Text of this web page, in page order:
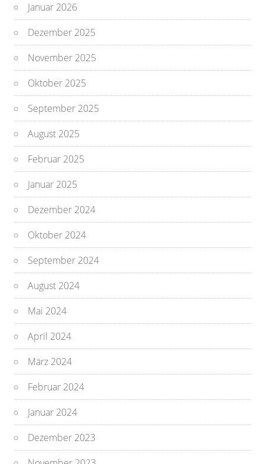
Januar 2026
Dezember 2025
November 2025
Oktober 2025
September 2025
August 2025
Februar 2025
Januar 2025
Dezember 2024
Oktober 2024
September 2024
August 2024
Mai 2024
April 2024
März 2024
Februar 2024
Januar 2024
Dezember 2023